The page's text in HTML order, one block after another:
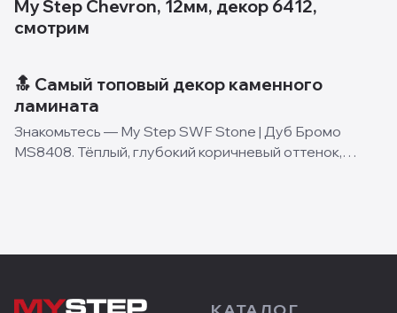
My Step Chevron, 12мм, декор 6412,
смотрим
🔝 Самый топовый декор каменного
ламината
Знакомьтесь — My Step SWF Stone | Дуб Бромо
MS8408. Тёплый, глубокий коричневый оттенок,